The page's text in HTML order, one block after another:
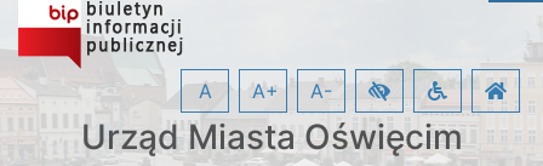
Urząd Miasta Oświęcim
A A+ A-